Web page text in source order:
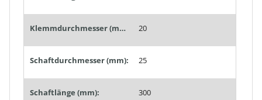
Klemmdurchmesser (mm): 20
Schaftdurchmesser (mm): 25
Schaftlänge (mm): 300